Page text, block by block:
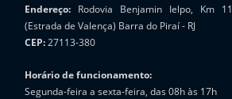
Endereço: Rodovia Benjamin Ielpo, Km 11
(Estrada de Valença) Barra do Piraí - RJ
CEP:27113-380
Horário de funcionamento:
Segunda-feira a sexta-feira, das 08h às 17h